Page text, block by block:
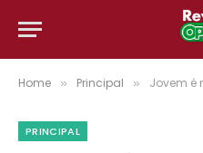
Home » Principal » Jovem é morto a
PRINCIPAL